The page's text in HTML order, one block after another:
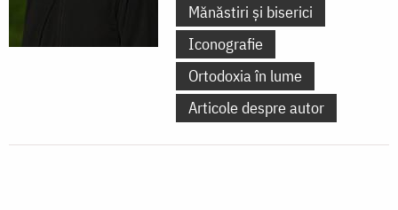
Mănăstiri și biserici
Iconografie
Ortodoxia în lume
Articole despre autor